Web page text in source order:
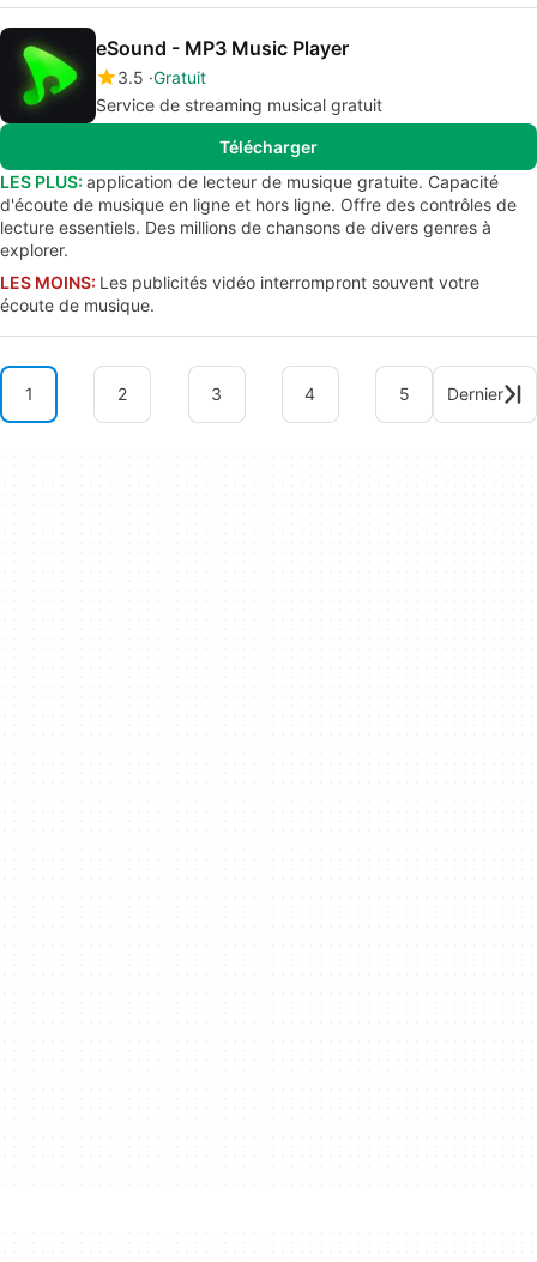
eSound - MP3 Music Player
3.5 Gratuit
Service de streaming musical gratuit
Télécharger
LES PLUS: application de lecteur de musique gratuite. Capacité
d'écoute de musique en ligne et hors ligne. Offre des contrôles de
lecture essentiels. Des millions de chansons de divers genres à
explorer.
LES MOINS: Les publicités vidéo interrompront souvent votre
écoute de musique.
1 2 3 4 5 Dernier